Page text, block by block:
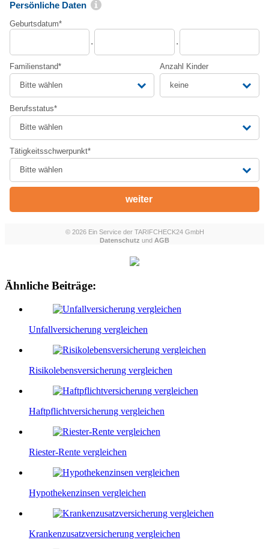
Ähnliche Beiträge:
Unfallversicherung vergleichen
Risikolebensversicherung vergleichen
Haftpflichtversicherung vergleichen
Riester-Rente vergleichen
Hypothekenzinsen vergleichen
Krankenzusatzversicherung vergleichen